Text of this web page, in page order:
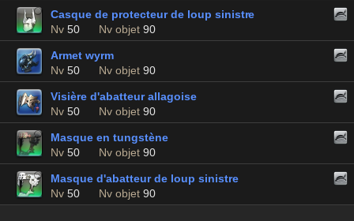
Casque de protecteur de loup sinistre
Nv 50 Nv objet 90
Armet wyrm
Nv 50 Nv objet 90
Visière d'abatteur allagoise
Nv 50 Nv objet 90
Masque en tungstène
Nv 50 Nv objet 90
Masque d'abatteur de loup sinistre
Nv 50 Nv objet 90